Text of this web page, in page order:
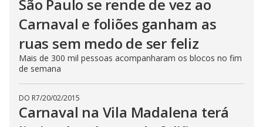
São Paulo se rende de vez ao
Carnaval e foliões ganham as
ruas sem medo de ser feliz
Mais de 300 mil pessoas acompanharam os blocos no fim
de semana
DO R7/20/02/2015
Carnaval na Vila Madalena terá